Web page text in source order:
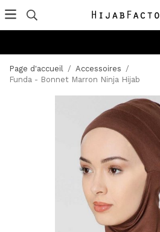
Page d'accueil / Accessoires /
Funda - Bonnet Marron Ninja Hijab